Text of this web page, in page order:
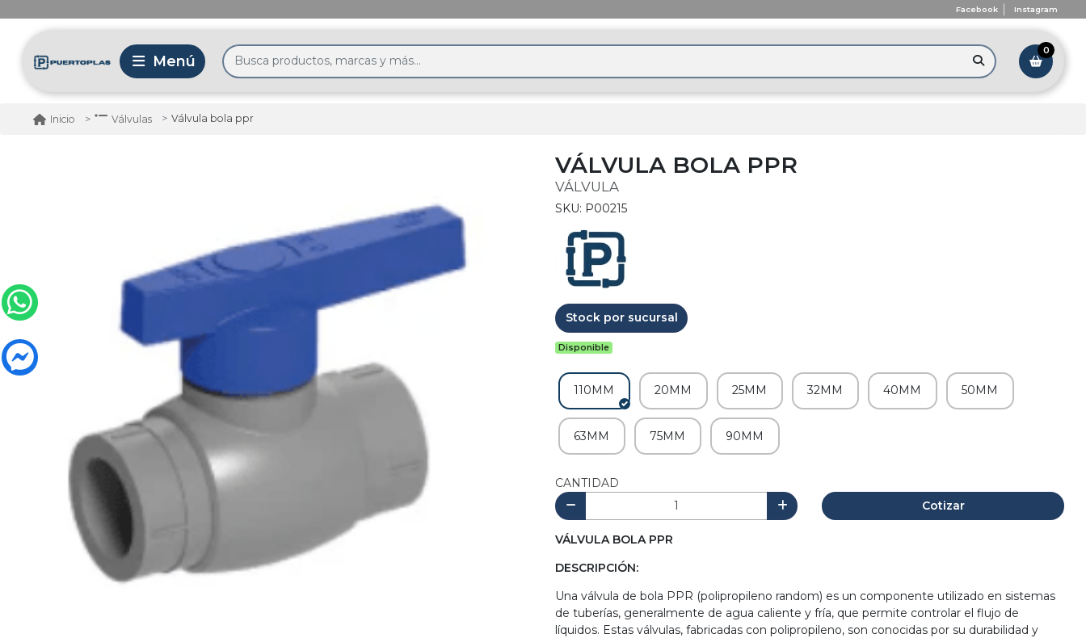
Facebook Instagram
0
Inicio Válvulas Válvula bola ppr
VÁLVULA BOLA PPR
VÁLVULA
SKU: P00215
Stock por sucursal
Disponible
110MM 20MM 25MM 32MM 40MM 50MM
63MM 75MM 90MM
CANTIDAD
Cotizar
VÁLVULA BOLA PPR
DESCRIPCIÓN:
Una válvula de bola PPR (polipropileno random) es un componente utilizado en sistemas
de tuberías, generalmente de agua caliente y fría, que permite controlar el flujo de
líquidos. Estas válvulas, fabricadas con polipropileno, son conocidas por su durabilidad y